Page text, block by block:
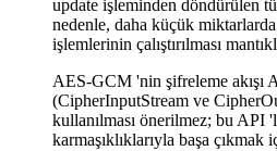
update işleminden döndürülen
nedenle, daha küçük
işlemlerinin çalıştırılması
AES-GCM 'nin şifreleme akışı
(CipherInputStream ve
kullanılması önerilmez; bu
karmaşıklıklarıyla başa çıkmak